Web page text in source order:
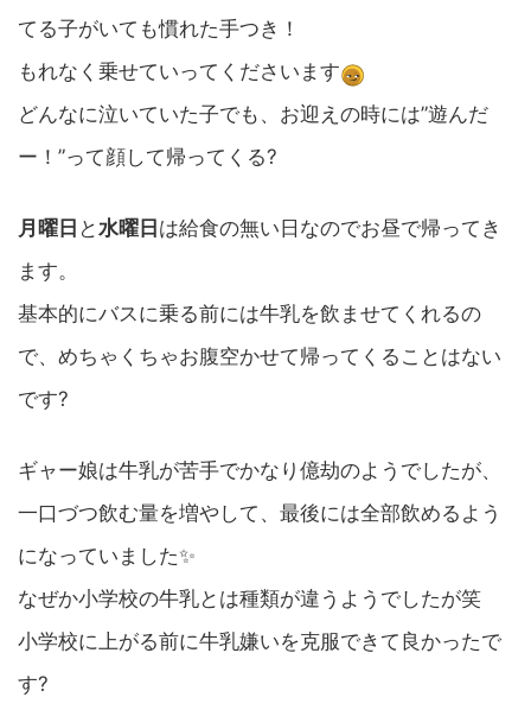
てる子がいても慣れた手つき！
もれなく乗せていってくださいます
どんなに泣いていた子でも、お迎えの時には”遊んだ
ー！”って顔して帰ってくる?
月曜日 と水曜日 は給食の無い日なのでお昼で帰ってき
ます。
基本的にバスに乗る前には牛乳を飲ませてくれるの
で、めちゃくちゃお腹空かせて帰ってくることはない
です?
ギャー娘は牛乳が苦手でかなり億劫のようでしたが、
一口づつ飲む量を増やして、最後には全部飲めるよう
になっていました✨
なぜか小学校の牛乳とは種類が違うようでしたが笑
小学校に上がる前に牛乳嫌いを克服できて良かったで
す?